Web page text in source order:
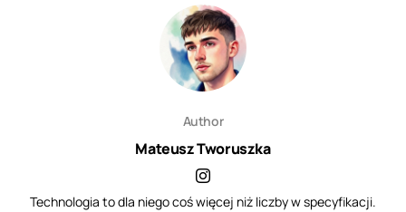
Author
Mateusz Tworuszka
Technologia to dla niego coś więcej niż liczby w specyfikacji.